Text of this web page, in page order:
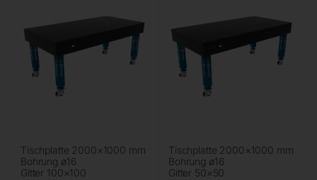
Tischplatte 2000×1000 mm
Bohrung ø16
Gitter 100×100
Tischplatte 2000×1000 mm
Bohrung ø16
Gitter 50×50